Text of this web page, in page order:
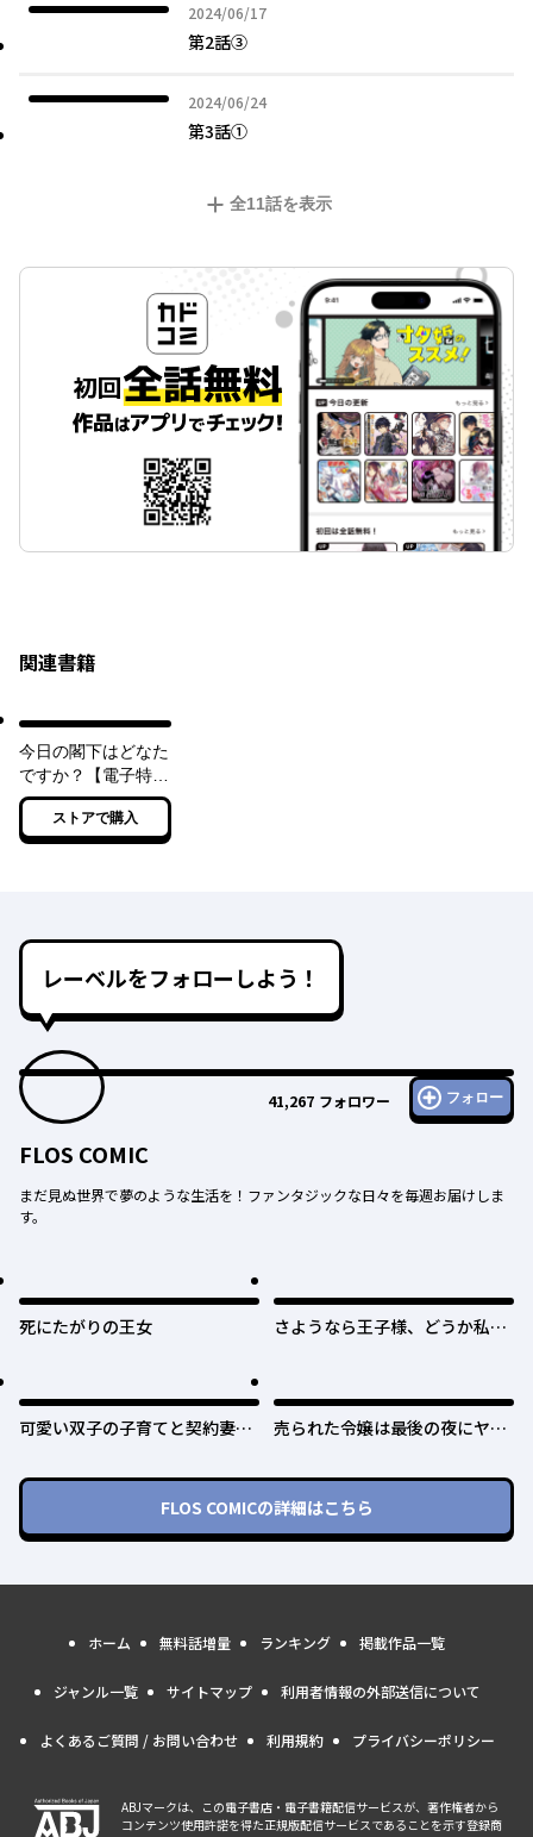
2024/06/17
2024年06月17日
第2話③
2024/06/24
2024年06月24日
第3話①
全11話を表示
関連書籍
今日の閣下はどなた
ですか？【電子特典
付き】
ストアで購入
レーベルをフォローしよう！
41,267 フォロワー フォロー
FLOS COMIC
まだ見ぬ世界で夢のような生活を！ファンタジックな日々を毎週お届けしま
す。
死にたがりの王女
さようなら王子様、どうか私の
可愛い双子の子育てと契約妻は
売られた令嬢は最後の夜にヤリ
ていると、迎えに来たのは激重
王子様でした〜
FLOS COMICの詳細はこちら
ホーム 無料話増量 ランキング 掲載作品一覧
ジャンル一覧 サイトマップ 利用者情報の外部送信について
よくあるご質問 / お問い合わせ 利用規約 プライバシーポリシー
ABJマークは、この電子書店・電子書籍配信サービスが、著作権者から
コンテンツ使用許諾を得た正規版配信サービスであることを示す登録商